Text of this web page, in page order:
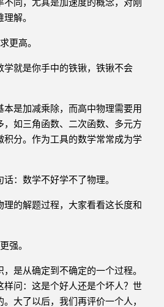
解。
更高。
学就是你手中的铁锹，铁锹不会
是加减乘除，而高中物理需要用
，如三角函数、二次函数、多元方
积分。作为工具的数学常常成为学
：数学不好学不了物理。
理的解题过程，大家看看这长度和
强。
是从确定到不确定的一个过程。
样问：这是个好人还是个坏人？世
大了以后，我们再评价一个人，